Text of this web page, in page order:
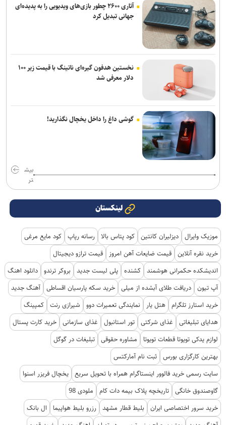
آتاری ۲۶۰۰ چطور بازی‌های ویدیویی را به پدیده‌ای
جهانی تبدیل کرد
نخستین هدفون گیره‌ای ناتینگ با قیمت زیر ۱۰۰
دلار معرفی شد
گوشی داغ را داخل یخچال نگذارید!
بیش
تر
لینکستان
موزیک وایرال دیزلیران کانتین کود پتاس بالا رسانه رپاپ کود مایع مرغی
خرید نقره آنلاین قیمت ضایعات آهن امروز
قیمت ترازو دیجیتال
اندیشکده حکمرانی هوشمند کشنده پلی لیست جدید بروکر ترندو دانلود اهنگ
آپ تیون دریافت طلای آبشده از میلی خرید سکه پارسیان اقساطی آهنگ جدید
خرید استارز تلگرام هتل یار نمایندگی تعمیرات دوو شیرازی رنت کمپینگ
هدایای تبلیغاتی
غذای شرکتی تور استانبول غذای سازمانی خرید کارت پستال
لوازم یدکی تویوتا قطعات تویوتا
مشاوره حقوقی تبلیغات در گوگل
بهترین کارگزاری بورس ثبت نام آمارکتس
سایت رسمی خرید فالوور اینستاگرام همراه با تحویل سریع یخچال فریزر اسنوا
گاوصندوق خانگی تاریخچه پلاک بیمه دات کام
ملودی 98
خرید سرور اختصاصی ایران
بلیط قطار مشهد رزرو بلیط هواپیما
ال بانک